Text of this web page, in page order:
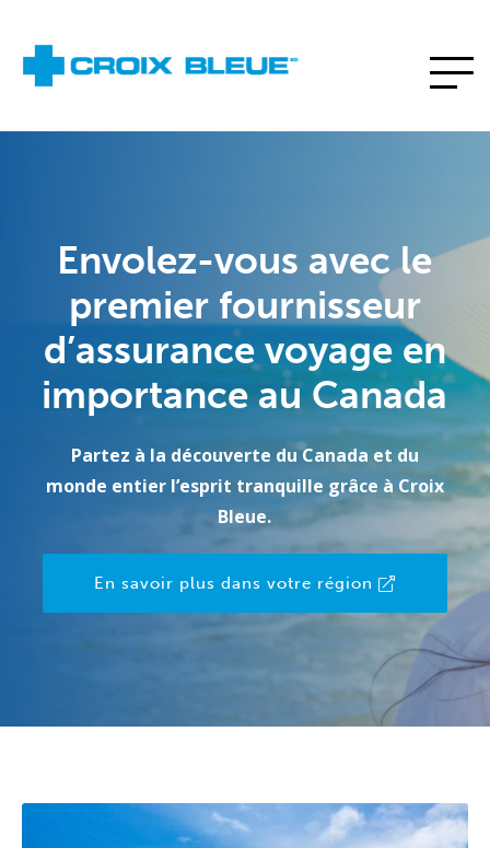
Envolez-vous avec le
premier fournisseur
d’assurance voyage en
importance au Canada
Partez à la découverte du Canada et du
monde entier l’esprit tranquille grâce à Croix
Bleue.
En savoir plus dans votre région